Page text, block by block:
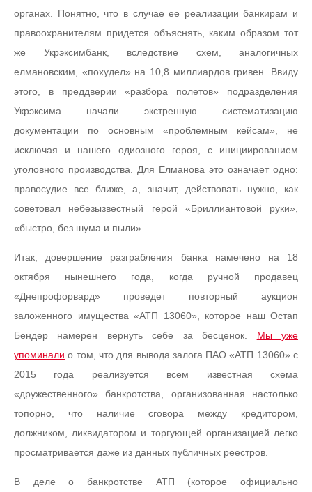
органах. Понятно, что в случае ее реализации банкирам и
правоохранителям придется объяснять, каким образом тот
же Укрэксимбанк, вследствие схем, аналогичных
елмановским, «похудел» на 10,8 миллиардов гривен. Ввиду
этого, в преддверии «разбора полетов» подразделения
Укрэксима начали экстренную систематизацию
документации по основным «проблемным кейсам», не
исключая и нашего одиозного героя, с инициированием
уголовного производства. Для Елманова это означает одно:
правосудие все ближе, а, значит, действовать нужно, как
советовал небезызвестный герой «Бриллиантовой руки»,
«быстро, без шума и пыли».
Итак, довершение разграбления банка намечено на 18
октября нынешнего года, когда ручной продавец
«Днепрофорвард» проведет повторный аукцион
заложенного имущества «АТП 13060», которое наш Остап
Бендер намерен вернуть себе за бесценок. Мы уже
упоминали о том, что для вывода залога ПАО «АТП 13060» с
2015 года реализуется всем известная схема
«дружественного» банкротства, организованная настолько
топорно, что наличие сговора между кредитором,
должником, ликвидатором и торгующей организацией легко
просматривается даже из данных публичных реестров.
В деле о банкротстве АТП (которое официально